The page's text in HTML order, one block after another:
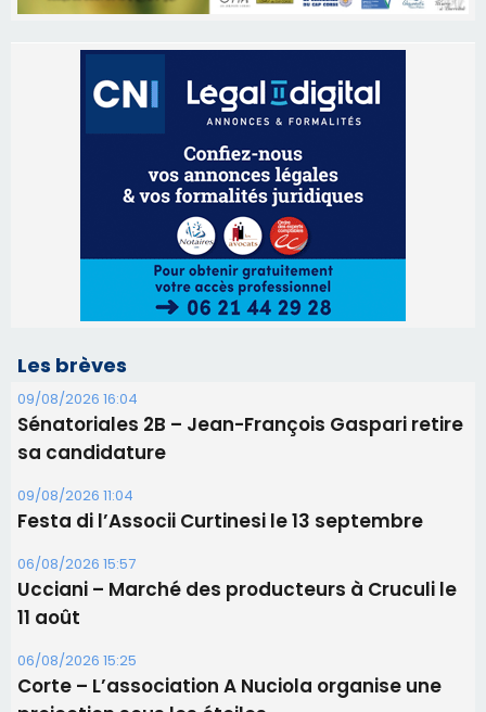
Les brèves
Sénatoriales 2B – Jean-François Gaspari retire
sa candidature
Festa di l’Associi Curtinesi le 13 septembre
11 août
06/08/2026 15:25
Corte – L’association A Nuciola organise une
projection sous les étoiles
06/08/2026 15:04
Alata - Soirée Tango Argentin au stade de San
Benedetto
05/08/2026 09:53
Biguglia : messe de la Sainte-Marie et
procession le 14 août